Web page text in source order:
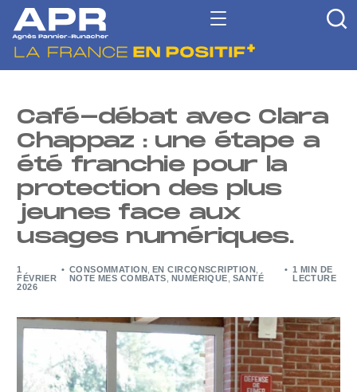
Café-débat avec Clara
Chappaz : une étape a
été franchie pour la
protection des plus
jeunes face aux
usages numériques.
1
FÉVRIER
2026
CONSOMMATION ,EN CIRCONSCRIPTION,
NOTE MES COMBATS NUMÉRIQUE SANTÉ
1 MIN DE
LECTURE